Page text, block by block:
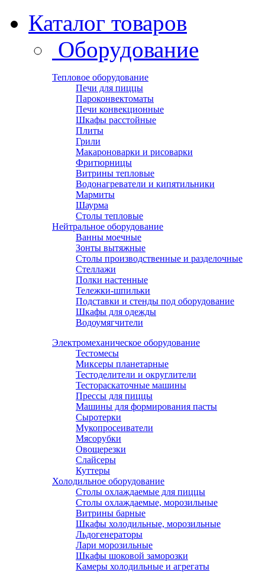
Каталог товаров
Оборудование
Тепловое оборудование
Печи для пиццы
Пароконвектоматы
Печи конвекционные
Шкафы расстойные
Плиты
Грили
Макароноварки и рисоварки
Фритюрницы
Витрины тепловые
Водонагреватели и кипятильники
Мармиты
Шаурма
Столы тепловые
Нейтральное оборудование
Ванны моечные
Зонты вытяжные
Столы производственные и разделочные
Стеллажи
Полки настенные
Тележки-шпильки
Подставки и стенды под оборудование
Шкафы для одежды
Водоумягчители
Электромеханическое оборудование
Тестомесы
Миксеры планетарные
Тестоделители и округлители
Тестораскаточные машины
Прессы для пиццы
Машины для формирования пасты
Сыротерки
Мукопросеиватели
Мясорубки
Овощерезки
Слайсеры
Куттеры
Холодильное оборудование
Столы охлаждаемые для пиццы
Столы охлаждаемые, морозильные
Витрины барные
Шкафы холодильные, морозильные
Льдогенераторы
Лари морозильные
Шкафы шоковой заморозки
Камеры холодильные и агрегаты